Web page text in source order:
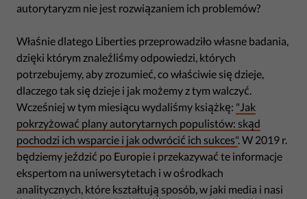
autorytaryzm nie jest rozwiązaniem ich problemów?
Właśnie dlatego Liberties przeprowadziło własne badania,
dzięki którym znaleźliśmy odpowiedzi, których
potrzebujemy, aby zrozumieć, co właściwie się dzieje,
dlaczego tak się dzieje i jak możemy z tym walczyć.
Wcześniej w tym miesiącu wydaliśmy książkę: "Jak
pokrzyżować plany autorytarnych populistów: skąd
pochodzi ich wsparcie i jak odwrócić ich sukces". W 2019 r.
będziemy jeździć po Europie i przekazywać te informacje
ekspertom na uniwersytetach i w ośrodkach
analitycznych, które kształtują sposób, w jaki media i nasi